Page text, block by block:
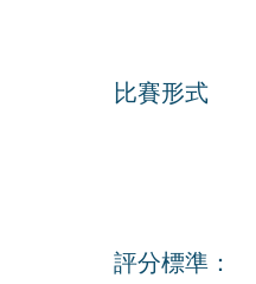
比賽形式
評分標準：